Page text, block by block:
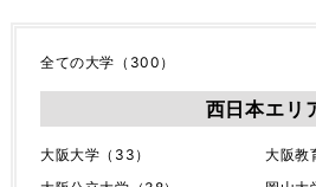
全ての大学（300）
西日本エリ
大阪大学（33）
大阪教